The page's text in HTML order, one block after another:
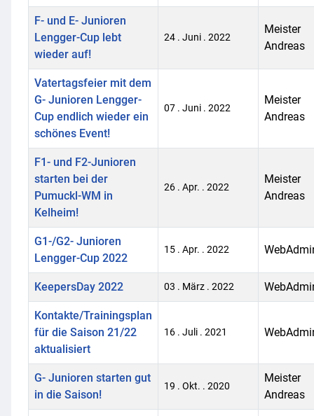
F- und E- Junioren
Lengger-Cup lebt
wieder auf!
24 . Juni . 2022
Meister
Andreas
Vatertagsfeier mit dem
G- Junioren Lengger-
Cup endlich wieder ein
schönes Event!
07 . Juni . 2022
Meister
Andreas
F1- und F2-Junioren
starten bei der
Pumuckl-WM in
Kelheim!
26 . Apr. . 2022
Meister
Andreas
G1-/G2- Junioren
Lengger-Cup 2022
15 . Apr. . 2022
KeepersDay 2022 03 . März . 2022
Kontakte/Trainingsplan
für die Saison 21/22
aktualisiert
16 . Juli . 2021
G- Junioren starten gut
in die Saison!
19 . Okt. . 2020
Meister
Andreas